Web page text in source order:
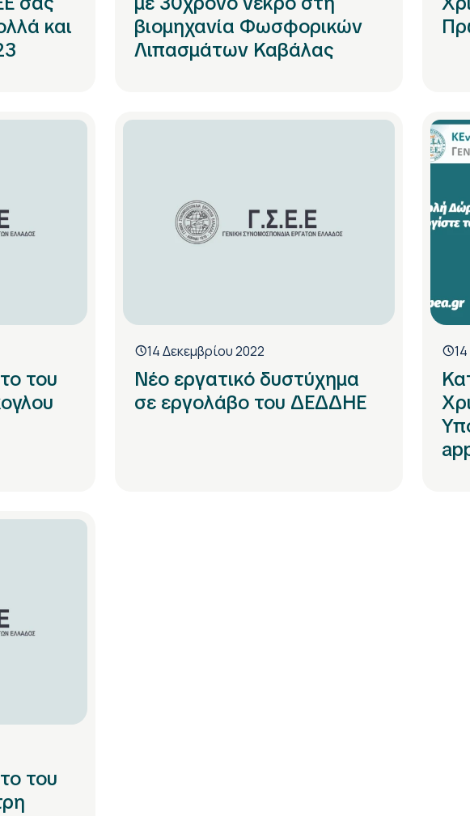
και
βιομηχανία Φωσφορικών
Λιπασμάτων Καβάλας
του
14 Δεκεμβρίου 2022
Νέο εργατικό δυστύχημα
σε εργολάβο του ΔΕΔΔΗΕ
του